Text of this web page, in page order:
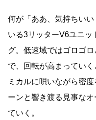
何が「ああ、気持ちい
いる3リッターV6ユニッ
グ。低速域ではゴロゴ
で、回転が高まってい
ミカルに唄いながら密
ーンと響き渡る見事な
ていく。